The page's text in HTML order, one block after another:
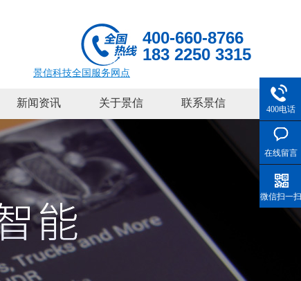
400-660-8766
183 2250 3315
景信科技全国服务网点
新闻资讯 关于景信 联系景信
400电话
在线留言
微信扫一扫